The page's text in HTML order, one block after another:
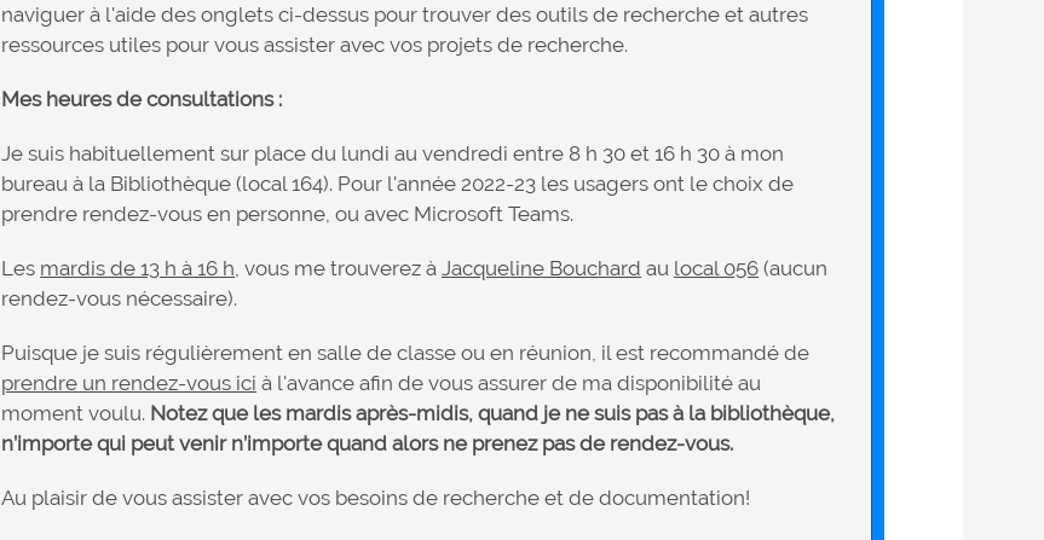
naviguer à l'aide des onglets ci-dessus pour trouver des outils de recherche et autres
ressources utiles pour vous assister avec vos projets de recherche.
Mes heures de consultations :
Je suis habituellement sur place du lundi au vendredi entre 8 h 30 et 16 h 30 à mon
bureau à la Bibliothèque (local 164). Pour l'année 2022-23 les usagers ont le choix de
prendre rendez-vous en personne, ou avec Microsoft Teams.
Les mardis de 13 h à 16 h , vous me trouverez àJacqueline Bouchard au local 056 (aucun
rendez-vous nécessaire).
Puisque je suis régulièrement en salle de classe ou en réunion, il est recommandé de
prendre un rendez-vous ici à l'avance afin de vous assurer de ma disponibilité au
moment voulu. Notez que les mardis après-midis, quand je ne suis pas à la bibliothèque,
n’importe qui peut venir n’importe quand alors ne prenez pas de rendez-vous.
Au plaisir de vous assister avec vos besoins de recherche et de documentation!